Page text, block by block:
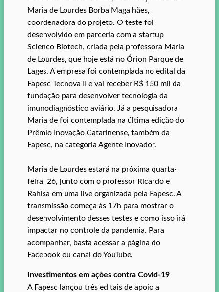
Maria de Lourdes Borba Magalhães,
coordenadora do projeto. O teste foi
desenvolvido em parceria com a startup
Scienco Biotech, criada pela professora Maria
de Lourdes, que hoje está no Órion Parque de
Lages. A empresa foi contemplada no edital da
Fapesc Tecnova II e vai receber R$ 150 mil da
fundação para desenvolver tecnologia da
imunodiagnóstico aviário. Já a pesquisadora
Maria de foi contemplada na última edição do
Prêmio Inovação Catarinense, também da
Fapesc, na categoria Agente Inovador.
Maria de Lourdes estará na próxima quarta-
feira, 26, junto com o professor Ricardo e
Rahisa em uma live organizada pela Fapesc. A
transmissão começa às 17h para mostrar o
desenvolvimento desses testes e como isso irá
impactar no controle da pandemia. Para
acompanhar, basta acessar a página do
Facebook ou canal do YouTube.
Investimentos em ações contra Covid-19
A Fapesc lançou três editais de apoio a